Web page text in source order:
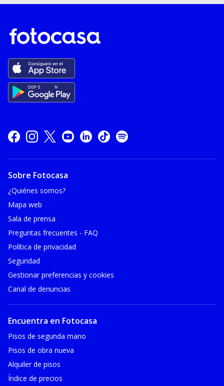
Sobre Fotocasa
¿Quiénes somos?
Mapa web
Sala de prensa
Preguntas frecuentes - FAQ
Política de privacidad
Seguridad
Gestionar preferencias y cookies
Canal de denuncias
Encuentra en Fotocasa
Pisos de segunda mano
Pisos de obra nueva
Alquiler de pisos
Índice de precios